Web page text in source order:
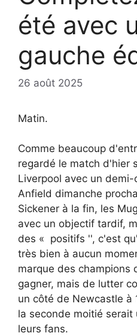
été avec
gauche
26 août 2025
Matin.
Comme beaucoup
regardé le match d'hier
Liverpool avec un
Anfield dimanche
Sickener à la fin, les
avec un objectif tardif,
des « positifs '', c'est
très bien à aucun
marque des champions
gagner, mais de lutter
un côté de Newcastle à
la seconde moitié
leurs fans.